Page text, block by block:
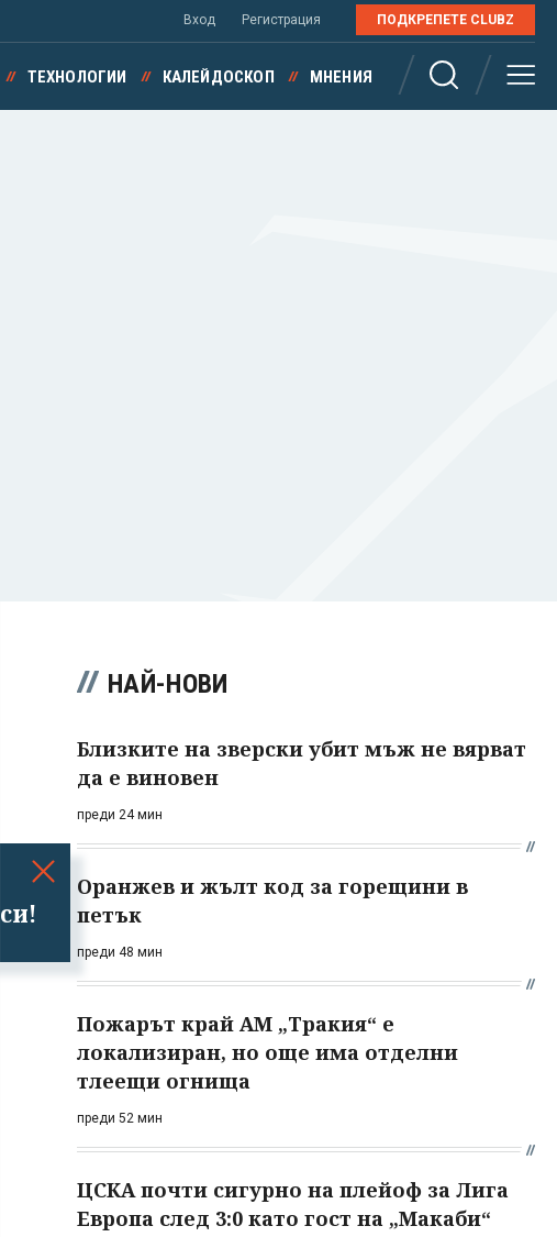
Вход Регистрация ПОДКРЕПЕТЕ CLUBZ
ТЕХНОЛОГИИ КАЛЕЙДОСКОП МНЕНИЯ
НАЙ-НОВИ
Близките на зверски убит мъж не вярват
да е виновен
преди 24 мин
Оранжев и жълт код за горещини в
петък
преди 48 мин
Пожарът край АМ „Тракия“ е
локализиран, но още има отделни
тлеещи огнища
преди 52 мин
ЦСКА почти сигурно на плейоф за Лига
Европа след 3:0 като гост на „Макаби“